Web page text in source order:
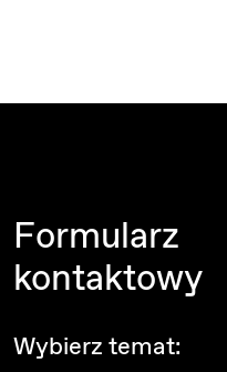
Formularz
kontaktowy
Wybierz temat: